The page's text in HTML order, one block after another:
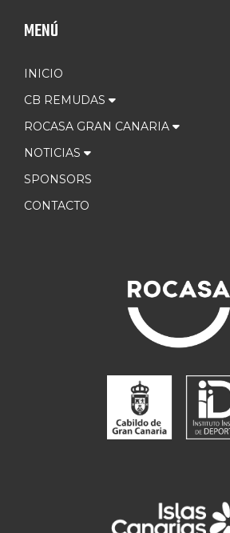
MENÚ
INICIO
CB REMUDAS
ROCASA GRAN CANARIA
NOTICIAS
SPONSORS
CONTACTO